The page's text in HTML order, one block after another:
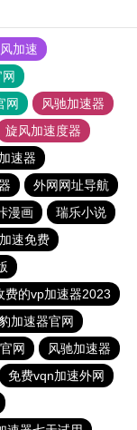
加速
网
风驰加速器
旋风加速度器
速器
外网网址导航
漫画
瑞乐小说
速免费
费的vp加速器2023
加速器官网
网
风驰加速器
免费vqn加速外网